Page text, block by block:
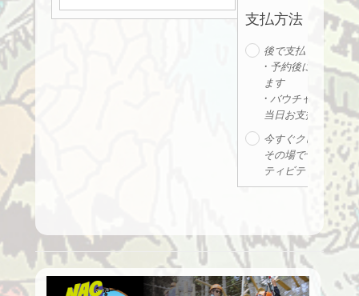
Hotel or
Returning
Others
支払方法
後で支払う
• 予約後に決済リン
ます
• バウチャー、クー
当日お支払いの方
今すぐクレジット
その場で予約確定
ティビティ対象。